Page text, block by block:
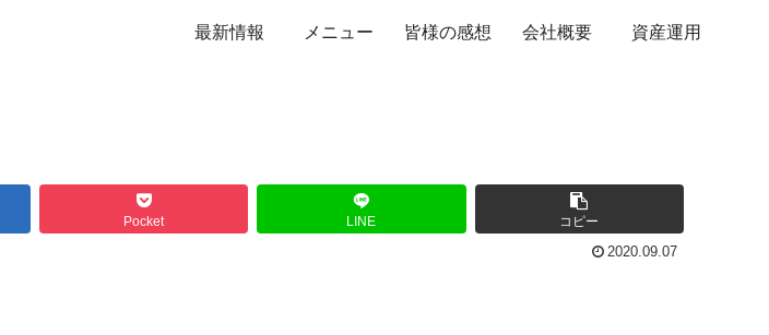
最新情報 メニュー 皆様の感想 会社概要 資産運用
Pocket LINE コピー
2020.09.07